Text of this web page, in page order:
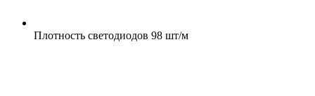
Плотность светодиодов 98 шт/м